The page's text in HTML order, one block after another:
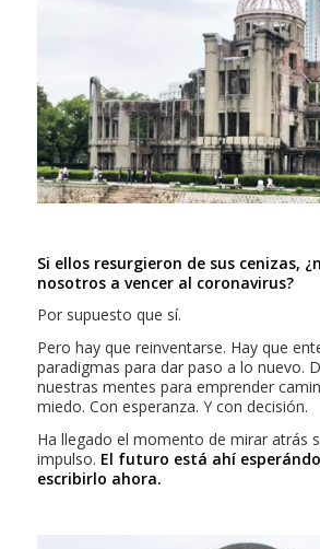
Si ellos resurgieron de sus cenizas,
nosotros a vencer al coronavirus?
Por supuesto que sí.
Pero hay que reinventarse. Hay que
paradigmas para dar paso a lo nuevo.
nuestras mentes para emprender
miedo. Con esperanza. Y con decisión.
Ha llegado el momento de mirar atrás
impulso. El futuro está ahí
escribirlo ahora.